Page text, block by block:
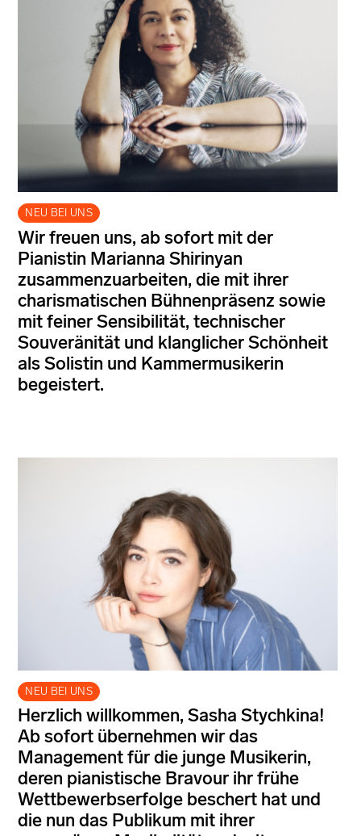
NEU BEI UNS
Wir freuen uns, ab sofort mit der
Pianistin Marianna Shirinyan
zusammenzuarbeiten, die mit ihrer
charismatischen Bühnenpräsenz sowie
mit feiner Sensibilität, technischer
Souveränität und klanglicher Schönheit
als Solistin und Kammermusikerin
begeistert.
NEU BEI UNS
Herzlich willkommen, Sasha Stychkina!
Ab sofort übernehmen wir das
Management für die junge Musikerin,
deren pianistische Bravour ihr frühe
Wettbewerbserfolge beschert hat und
die nun das Publikum mit ihrer